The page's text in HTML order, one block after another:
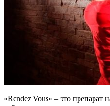
«Rendez Vous» – это препарат